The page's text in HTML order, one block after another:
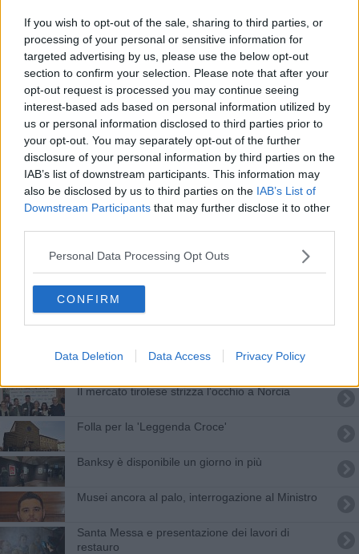
If you wish to opt-out of the sale, sharing to third parties, or
processing of your personal or sensitive information for
targeted advertising by us, please use the below opt-out
section to confirm your selection. Please note that after your
opt-out request is processed you may continue seeing
interest-based ads based on personal information utilized by
us or personal information disclosed to third parties prior to
your opt-out. You may separately opt-out of the further
disclosure of your personal information by third parties on the
IAB’s list of downstream participants. This information may
also be disclosed by us to third parties on the IAB’s List of
Downstream Participants that may further disclose it to other
Personal Data Processing Opt Outs
CONFIRM
Data Deletion Data Access Privacy Policy
39° premio Pieve al via il 14 settembre
​I tesori della Biblioteca per celebrare Vasari
La lancia d’oro delle Stimmate di San Francesco
Evento dell'anno, apre la mostra dedicata a
Vasari
Arezzo celebra il trekking urbano
Il compleanno di Ratzinger: Ghinelli ospite a
Roma
Il "si" davanti alla Resurrezione deve aspettare
"La Resurrezione" torna a splendere
Il Villaggio tirolese apre le danze natalizie
Il mercato tirolese strizza l'occhio a Norcia
Folla per la 'Leggenda Croce'
Banksy è disponibile un giorno in più
Musei ancora al palo, interrogazione al Ministro
Santa Messa e presentazione dei lavori di
restauro